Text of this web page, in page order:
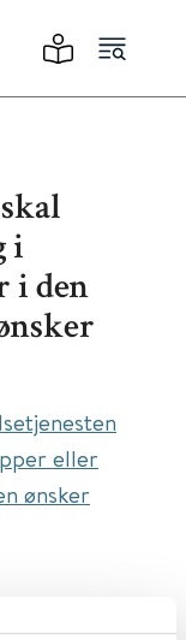
i
i den
eller
ønsker